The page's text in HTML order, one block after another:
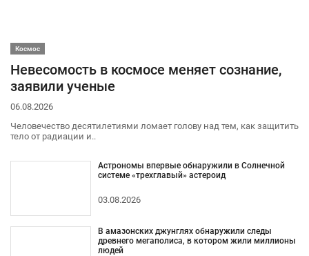
Космос
Невесомость в космосе меняет сознание,
заявили ученые
06.08.2026
Человечество десятилетиями ломает голову над тем, как защитить
тело от радиации и..
Астрономы впервые обнаружили в Солнечной
системе «трехглавый» астероид
03.08.2026
В амазонских джунглях обнаружили следы
древнего мегаполиса, в котором жили миллионы
людей